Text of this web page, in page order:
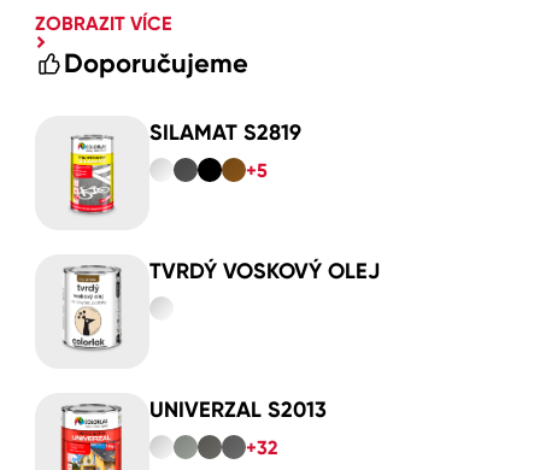
ZOBRAZIT VÍCE
Doporučujeme
SILAMAT S2819
+5
TVRDÝ VOSKOVÝ OLEJ
UNIVERZAL S2013
+32